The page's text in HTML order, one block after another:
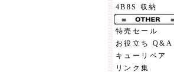
4B8S 収納
特売セール
お役立ち Q&A
キューリペア
リンク集